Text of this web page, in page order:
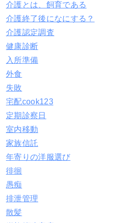
介護とは、飼育である
介護終了後になにする？
介護認定調査
健康診断
入所準備
外食
失敗
宅配cook123
定期診察日
室内移動
家族信託
年寄りの洋服選び
徘徊
愚痴
排泄管理
散髪